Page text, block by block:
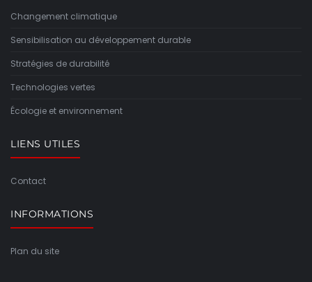
Changement climatique
Sensibilisation au développement durable
Stratégies de durabilité
Technologies vertes
Écologie et environnement
LIENS UTILES
Contact
INFORMATIONS
Plan du site